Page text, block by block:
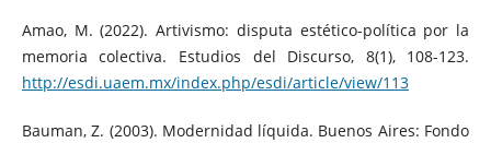
Amao, M. (2022). Artivismo: disputa estético-política por la
memoria colectiva. Estudios del Discurso, 8(1), 108-123.
http://esdi.uaem.mx/index.php/esdi/article/view/113
Bauman, Z. (2003). Modernidad líquida. Buenos Aires: Fondo